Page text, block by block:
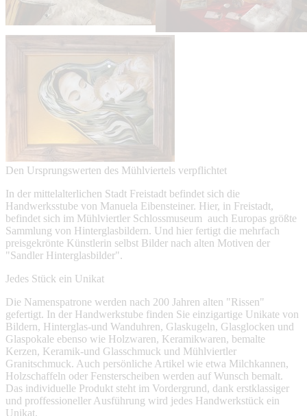
Den Ursprungswerten des Mühlviertels verpflichtet
In der mittelalterlichen Stadt Freistadt befindet sich die
Handwerksstube von Manuela Eibensteiner. Hier, in Freistadt,
befindet sich im Mühlviertler Schlossmuseum auch Europas größte
Sammlung von Hinterglasbildern. Und hier fertigt die mehrfach
preisgekrönte Künstlerin selbst Bilder nach alten Motiven der
"Sandler Hinterglasbilder".
Jedes Stück ein Unikat
Die Namenspatrone werden nach 200 Jahren alten "Rissen"
gefertigt. In der Handwerkstube finden Sie einzigartige Unikate von
Bildern, Hinterglas-und Wanduhren, Glaskugeln, Glasglocken und
Glaspokale ebenso wie Holzwaren, Keramikwaren, bemalte
Kerzen, Keramik-und Glasschmuck und Mühlviertler
Granitschmuck. Auch persönliche Artikel wie etwa Milchkannen,
Holzschaffeln oder Fensterscheiben werden auf Wunsch bemalt.
Das individuelle Produkt steht im Vordergrund, dank erstklassiger
und proffessioneller Ausführung wird jedes Handwerkstück ein
Unikat.